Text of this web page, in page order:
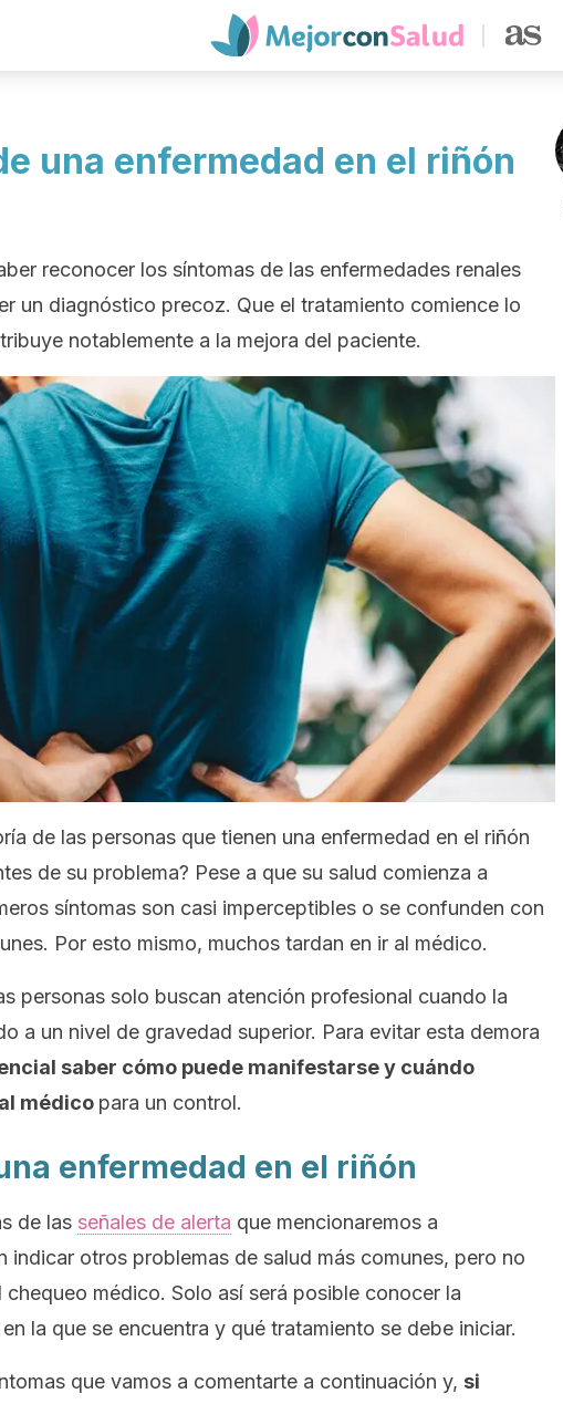
una enfermedad en el riñón
reconocer los síntomas de las enfermedades renales
un diagnóstico precoz. Que el tratamiento comience lo
notablemente a la mejora del paciente.
de las personas que tienen una enfermedad en el riñón
de su problema? Pese a que su salud comienza a
síntomas son casi imperceptibles o se confunden con
Por esto mismo, muchos tardan en ir al médico.
personas solo buscan atención profesional cuando la
a un nivel de gravedad superior. Para evitar esta demora
saber cómo puede manifestarse y cuándo
médico para un control.
enfermedad en el riñón
de las señales de alerta que mencionaremos a
indicar otros problemas de salud más comunes, pero no
chequeo médico. Solo así será posible conocer la
la que se encuentra y qué tratamiento se debe iniciar.
que vamos a comentarte a continuación y, si